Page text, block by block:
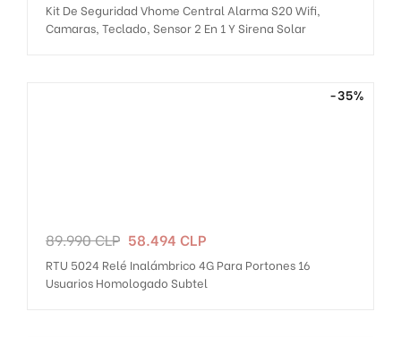
Kit De Seguridad Vhome Central Alarma S20 Wifi,
Camaras, Teclado, Sensor 2 En 1 Y Sirena Solar
Precio
89.990 CLP
-35%
Precio
58.494 CLP
RTU 5024 Relé Inalámbrico 4G Para Portones 16
Usuarios Homologado Subtel